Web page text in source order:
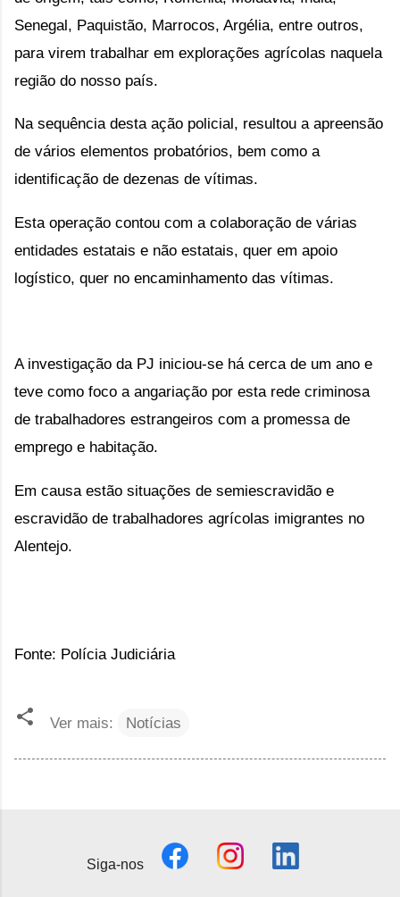
Senegal, Paquistão, Marrocos, Argélia, entre outros,
para virem trabalhar em explorações agrícolas naquela
região do nosso país.
Na sequência desta ação policial, resultou a apreensão
de vários elementos probatórios, bem como a
identificação de dezenas de vítimas.
Esta operação contou com a colaboração de várias
entidades estatais e não estatais, quer em apoio
logístico, quer no encaminhamento das vítimas.
A investigação da PJ iniciou-se há cerca de um ano e
teve como foco a angariação por esta rede criminosa
de trabalhadores estrangeiros com a promessa de
emprego e habitação.
Em causa estão situações de semiescravidão e
escravidão de trabalhadores agrícolas imigrantes no
Alentejo.
Fonte: Polícia Judiciária
Ver mais: Notícias
Siga-nos